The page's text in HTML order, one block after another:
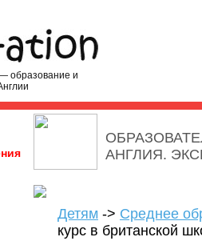
образование и
АНГЛИЯ.
Детям -> Среднее
курс в британской